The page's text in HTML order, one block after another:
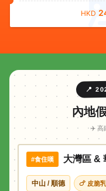
HKD
📍
內地
✈️ 高
#食住嘆 大灣區 &
中山 / 順德 🍗 皮脆